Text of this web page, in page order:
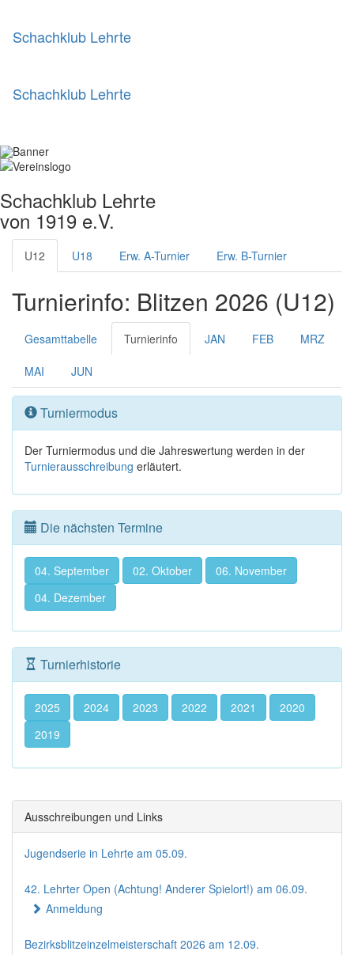
Schachklub Lehrte
Schachklub Lehrte
Schachklub Lehrte
von 1919 e.V.
U12 U18 Erw. A-Turnier Erw. B-Turnier
Turnierinfo: Blitzen 2026 (U12)
Gesamttabelle Turnierinfo JAN FEB MRZ
MAI JUN
Turniermodus
Der Turniermodus und die Jahreswertung werden in der
Turnierausschreibung erläutert.
Die nächsten Termine
04. September 02. Oktober
06. November
04. Dezember
Turnierhistorie
2025 2024 2023 2022 2021
2020
2019
Ausschreibungen und Links
Jugendserie in Lehrte am 05.09.
42. Lehrter Open (Achtung! Anderer Spielort!) am 06.09.
Anmeldung
Bezirksblitzeinzelmeisterschaft 2026 am 12.09.